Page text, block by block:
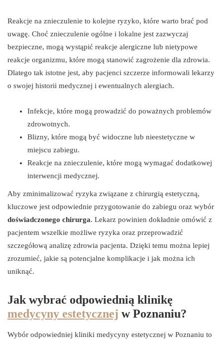
Reakcje na znieczulenie to kolejne ryzyko, które warto brać pod
uwagę. Choć znieczulenie ogólne i lokalne jest zazwyczaj
bezpieczne, mogą wystąpić reakcje alergiczne lub nietypowe
reakcje organizmu, które mogą stanowić zagrożenie dla zdrowia.
Dlatego tak istotne jest, aby pacjenci szczerze informowali lekarzy
o swojej historii medycznej i ewentualnych alergiach.
Infekcje, które mogą prowadzić do poważnych problemów
zdrowotnych.
Blizny, które mogą być widoczne lub nieestetyczne w
miejscu zabiegu.
Reakcje na znieczulenie, które mogą wymagać dodatkowej
interwencji medycznej.
Aby zminimalizować ryzyka związane z chirurgią estetyczną,
kluczowe jest odpowiednie przygotowanie do zabiegu oraz wybór
doświadczonego chirurga. Lekarz powinien dokładnie omówić z
pacjentem wszelkie możliwe ryzyka oraz przeprowadzić
szczegółową analizę zdrowia pacjenta. Dzięki temu można lepiej
zrozumieć, jakie są potencjalne komplikacje i jak można ich
uniknąć.
Jak wybrać odpowiednią klinikę
medycyny estetycznej w Poznaniu?
Wybór odpowiedniej kliniki medycyny estetycznej w Poznaniu to